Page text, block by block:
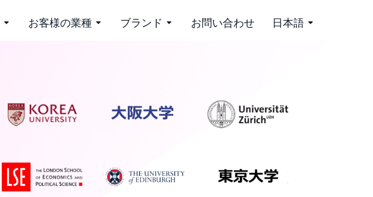
お客様の業種 ブランド お問い合わせ 日本語